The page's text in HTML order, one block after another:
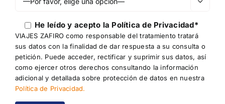

He leído y acepto la Política de Privacidad*
VIAJES ZAFIRO como responsable del tratamiento tratará
sus datos con la finalidad de dar respuesta a su consulta o
petición. Puede acceder, rectificar y suprimir sus datos, así
como ejercer otros derechos consultando la información
adicional y detallada sobre protección de datos en nuestra
Política de Privacidad.